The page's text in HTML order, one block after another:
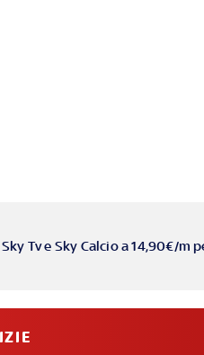
Tv e Sky Calcio a 14,90€/m